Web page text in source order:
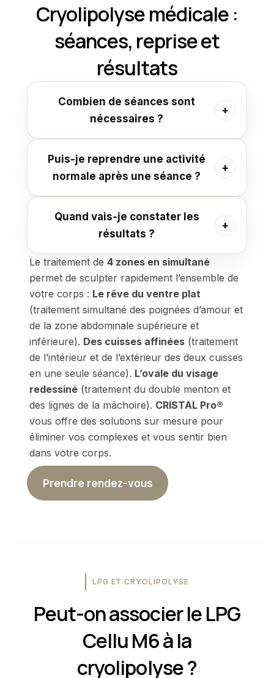
Cryolipolyse médicale :
séances, reprise et
résultats
Combien de séances sont
nécessaires ?
Puis-je reprendre une activité
normale après une séance ?
Quand vais-je constater les
résultats ?
Le traitement de 4 zones en simultané
permet de sculpter rapidement l’ensemble de
votre corps : Le rêve du ventre plat
(traitement simultané des poignées d’amour et
de la zone abdominale supérieure et
inférieure). Des cuisses affinées (traitement
de l’intérieur et de l’extérieur des deux cuisses
en une seule séance). L’ovale du visage
redessiné (traitement du double menton et
des lignes de la mâchoire). CRISTAL Pro®
vous offre des solutions sur mesure pour
éliminer vos complexes et vous sentir bien
dans votre corps.
Prendre rendez-vous
LPG ET CRYOLIPOLYSE
Peut-on associer le LPG
Cellu M6 à la
cryolipolyse ?